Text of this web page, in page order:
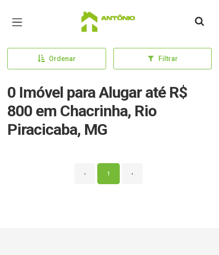
Página inicial
Ordenar Filtrar
0 Imóvel para Alugar até R$
800 em Chacrinha, Rio
Piracicaba, MG
‹ 1 ›